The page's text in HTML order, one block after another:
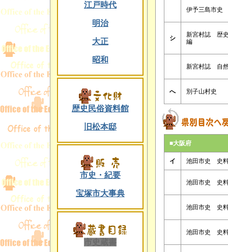
江戸時代
明治
大正
昭和
歴史民俗資料館
旧松本邸
市史・紀要
宝塚市大事典
伊予三島市史
シ
新宮村誌 歴
編
新宮村誌 自
へ 別子山村史
■大阪府
イ 池田市史 史
池田市史 史
池田市史 史
池田市史 史